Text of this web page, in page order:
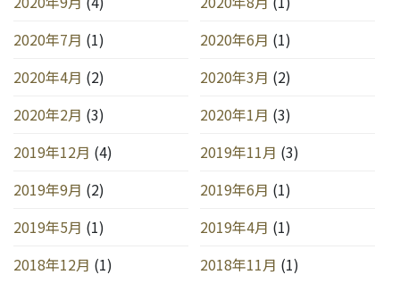
2020年7月 (1) 2020年6月 (1)
2020年4月 (2) 2020年3月 (2)
2020年2月 (3) 2020年1月 (3)
2019年12月 (4) 2019年11月 (3)
2019年9月 (2) 2019年6月 (1)
2019年5月 (1) 2019年4月 (1)
2018年12月 (1) 2018年11月 (1)